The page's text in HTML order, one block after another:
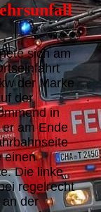
sich am
der Marke
der
in
am Ende
einen
Die linke
regelrecht
der